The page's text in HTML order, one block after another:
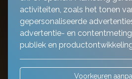
activiteiten, zoals het tonen
gepersonaliseerde
advertentie- en
publiek en
Voorkeuren